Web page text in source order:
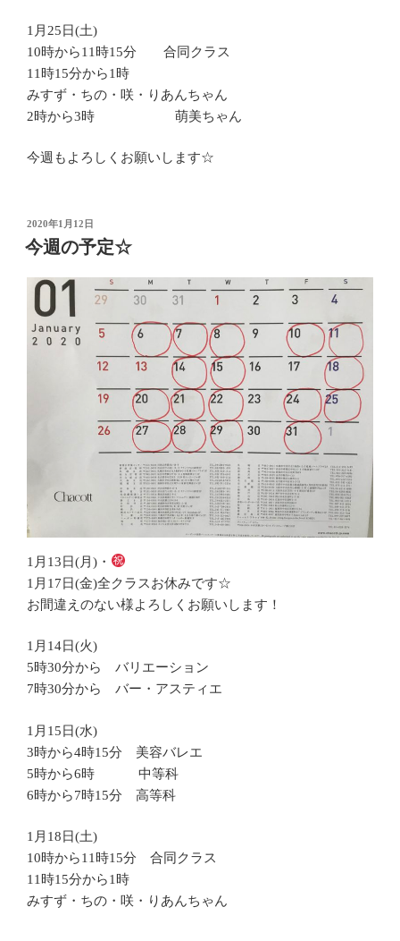
1月25日(土)
10時から11時15分 合同クラス
11時15分から1時
みすず・ちの・咲・りあんちゃん
2時から3時 萌美ちゃん
今週もよろしくお願いします☆
投
稿
日:
2020年1月12日
今週の予定☆
1月13日(月)・
1月17日(金)全クラスお休みです☆
お間違えのない様よろしくお願いします！
1月14日(火)
5時30分から バリエーション
7時30分から バー・アスティエ
1月15日(水)
3時から4時15分 美容バレエ
5時から6時 中等科
6時から7時15分 高等科
1月18日(土)
10時から11時15分 合同クラス
11時15分から1時
みすず・ちの・咲・りあんちゃん